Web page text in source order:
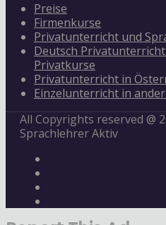
Preise
Firmenkurse
Privatunterricht und
Deutsch
Privatkurse
Privatunterricht in
Einzelunterricht in
All Copyrights reserved @
Sprachlehrer Aktiv